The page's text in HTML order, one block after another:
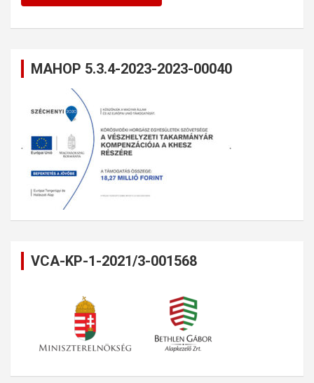
MAHOP 5.3.4-2023-2023-00040
VCA-KP-1-2021/3-001568